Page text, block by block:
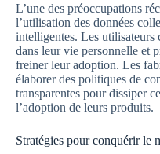
L’une des préoccupations
l’utilisation des données
intelligentes. Les utilisateurs
dans leur vie personnelle et
freiner leur adoption. Les
élaborer des politiques de
transparentes pour dissiper
l’adoption de leurs produits.
Stratégies pour conquérir le